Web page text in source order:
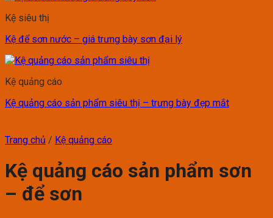
Kệ siêu thị
Kệ để sơn nước – giá trưng bày sơn đại lý
Kệ quảng cáo
Kệ quảng cáo sản phẩm siêu thị – trưng bày đẹp mắt
Trang chủ / Kệ quảng cáo
Kệ quảng cáo sản phẩm sơn
– để sơn